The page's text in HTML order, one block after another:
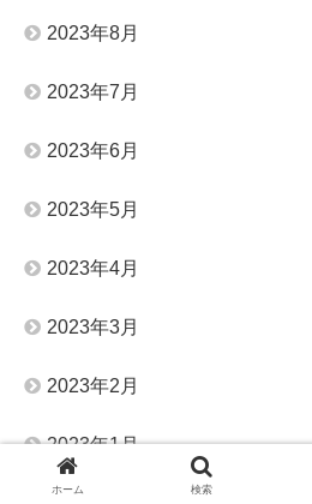
2023年8月
2023年7月
2023年6月
2023年5月
2023年4月
2023年3月
2023年2月
2023年1月
ホーム 検索